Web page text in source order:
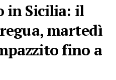
in Sicilia: il
martedì
fino a